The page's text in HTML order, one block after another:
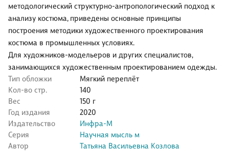
методологический структурно-антропологический подход к
анализу костюма, приведены основные принципы
построения методики художественного проектирования
костюма в промышленных условиях.
Для художников-модельеров и других специалистов,
занимающихся художественным проектированием одежды.
Тип обложки
Мягкий переплёт
Кол-во стр.
140
Вес
150 г
Год издания
2020
Издательство
Инфра-М
Серия
Научная мысль м
Автор
Татьяна Васильевна Козлова